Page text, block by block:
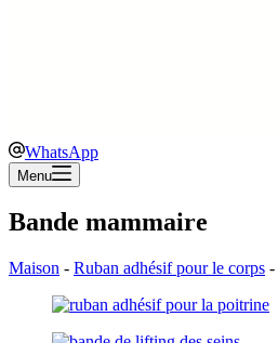
WhatsApp
Menu
Bande mammaire
Maison - Ruban adhésif pour le corps -